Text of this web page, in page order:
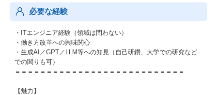
必要な経験
・ITエンジニア経験（領域は問わない）
・働き方改革への興味関心
・生成AI／GPT／LLM等への知見（自己研鑽、大学での研究など
での関りも可）
＝＝＝＝＝＝＝＝＝＝＝＝＝＝＝＝＝＝＝＝＝＝＝＝＝＝＝
【魅力】